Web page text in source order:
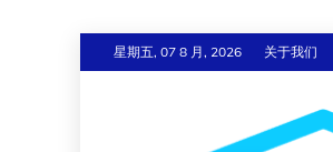
至
星期五, 07 8 月, 2026 关于我们